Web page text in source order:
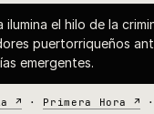
ilumina el hilo de la
puertorriqueños
emergentes.
↗ · Primera Hora ↗